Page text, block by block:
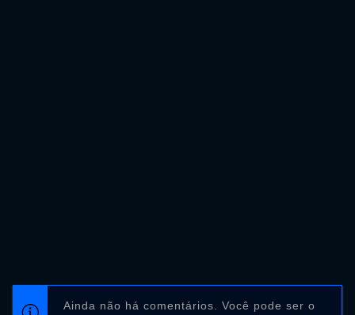
Ainda não há comentários. Você pode ser o